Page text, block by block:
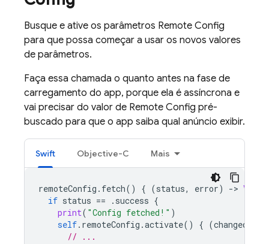
Busque e ative os parâmetros Remote Config
para que possa começar a usar os novos valores
de parâmetros.
Faça essa chamada o quanto antes na fase de
carregamento do app, porque ela é assíncrona e
vai precisar do valor de Remote Config pré-
buscado para que o app saiba qual anúncio exibir.
Swift Objective-C Mais
remoteConfig . fetch() { (status, error) -> Void
if status == . success {
print( "Config fetched!" )
self. remoteConfig .activate() { (changed
// ...